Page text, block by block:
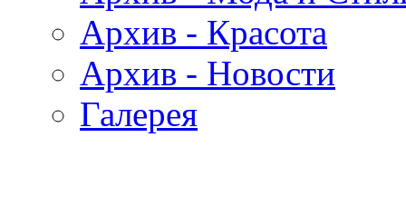
Архив - Красота
Архив - Новости
Галерея